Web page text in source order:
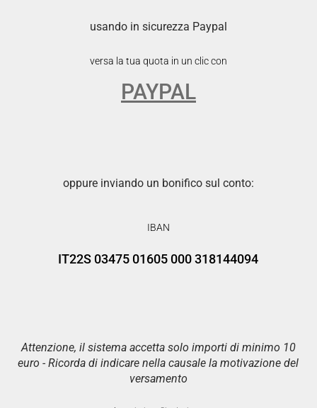
usando in sicurezza Paypal
versa la tua quota in un clic con
PAYPAL
oppure inviando un bonifico sul conto:
IBAN
IT22S 03475 01605 000 318144094
Attenzione, il sistema accetta solo importi di minimo 10
euro - Ricorda di indicare nella causale la motivazione del
versamento